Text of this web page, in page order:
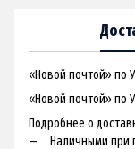
«Новой почтой» по
«Новой почтой» по
Подробнее о
Наличными при